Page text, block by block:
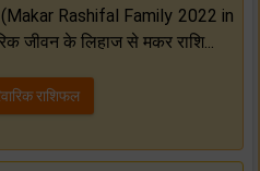
(Makar Rashifal Family 2022 in
जीवन के लिहाज से मकर राशि...
राशिफल